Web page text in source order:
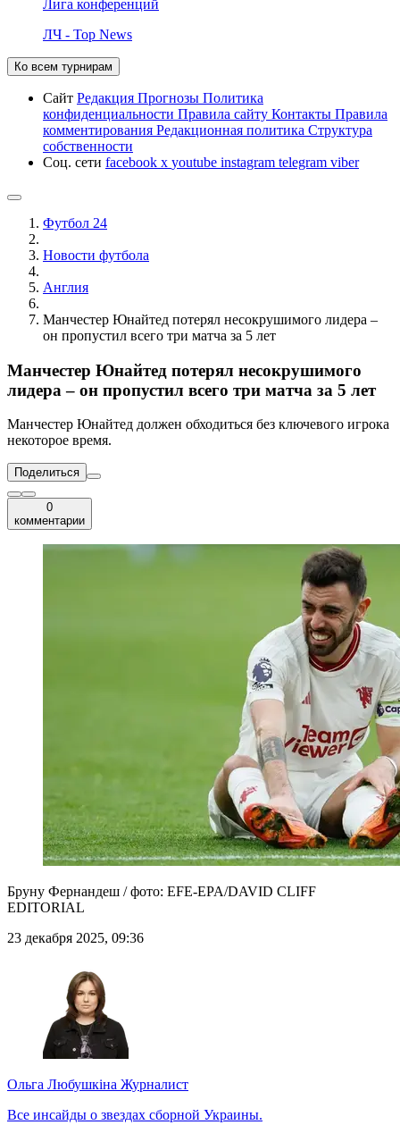
Лига конференций
ЛЧ - Top News
Ко всем турнирам
Сайт Редакция Прогнозы Политика
конфиденциальности Правила сайту Контакты Правила
комментирования Редакционная политика Структура
собственности
Соц. сети facebook x youtube instagram telegram viber
Футбол 24
Новости футбола
Англия
Манчестер Юнайтед потерял несокрушимого лидера –
он пропустил всего три матча за 5 лет
Манчестер Юнайтед потерял несокрушимого
лидера – он пропустил всего три матча за 5 лет
Манчестер Юнайтед должен обходиться без ключевого игрока
некоторое время.
Поделиться
0
комментарии
Бруну Фернандеш / фото: EFE-EPA/DAVID CLIFF
EDITORIAL
23 декабря 2025, 09:36
Ольга Любушкіна Журналист
Все инсайды о звездах сборной Украины.